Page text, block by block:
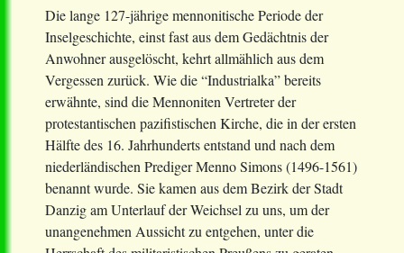
Die lange 127-jährige mennonitische Periode der
Inselgeschichte, einst fast aus dem Gedächtnis der
Anwohner ausgelöscht, kehrt allmählich aus dem
Vergessen zurück. Wie die “Industrialka” bereits
erwähnte, sind die Mennoniten Vertreter der
protestantischen pazifistischen Kirche, die in der ersten
Hälfte des 16. Jahrhunderts entstand und nach dem
niederländischen Prediger Menno Simons (1496-1561)
benannt wurde. Sie kamen aus dem Bezirk der Stadt
Danzig am Unterlauf der Weichsel zu uns, um der
unangenehmen Aussicht zu entgehen, unter die